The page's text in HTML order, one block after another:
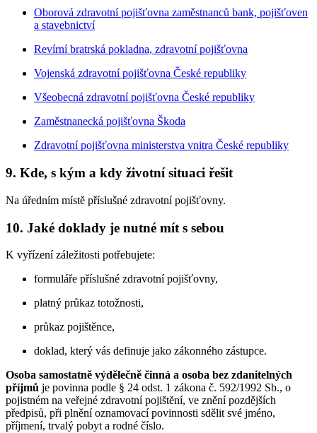
Oborová zdravotní pojišťovna zaměstnanců bank, pojišťoven
a stavebnictví
Revírní bratrská pokladna, zdravotní pojišťovna
Vojenská zdravotní pojišťovna České republiky
Všeobecná zdravotní pojišťovna České republiky
Zaměstnanecká pojišťovna Škoda
Zdravotní pojišťovna ministerstva vnitra České republiky
9. Kde, s kým a kdy životní situaci řešit
Na úředním místě příslušné zdravotní pojišťovny.
10. Jaké doklady je nutné mít s sebou
K vyřízení záležitosti potřebujete:
formuláře příslušné zdravotní pojišťovny,
platný průkaz totožnosti,
průkaz pojištěnce,
doklad, který vás definuje jako zákonného zástupce.
Osoba samostatně výdělečně činná a osoba bez zdanitelných
příjmů je povinna podle § 24 odst. 1 zákona č. 592/1992 Sb., o
pojistném na veřejné zdravotní pojištění, ve znění pozdějších
předpisů, při plnění oznamovací povinnosti sdělit své jméno,
příjmení, trvalý pobyt a rodné číslo.